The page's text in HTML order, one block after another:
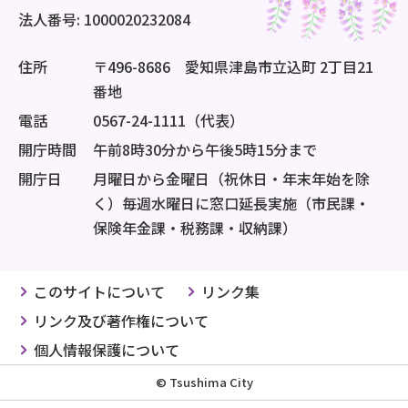
法人番号: 1000020232084
住所
〒496-8686 愛知県津島市立込町 2丁目21
番地
電話
0567-24-1111（代表）
開庁時間
午前8時30分から午後5時15分まで
開庁日
月曜日から金曜日（祝休日・年末年始を除
く）毎週水曜日に窓口延長実施（市民課・
保険年金課・税務課・収納課）
このサイトについて
リンク集
リンク及び著作権について
個人情報保護について
© Tsushima City